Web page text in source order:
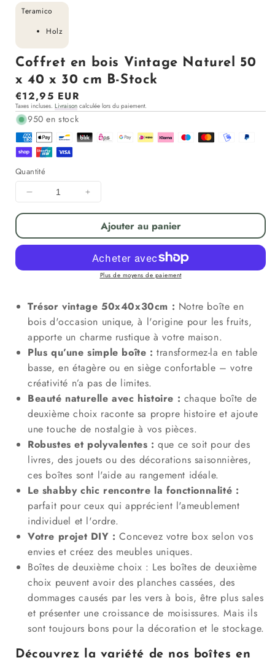
Teramico
Holz
Coffret en bois Vintage Naturel 50
x 40 x 30 cm B-Stock
Prix
régulier
€12,95 EUR
Taxes incluses. Livraison calculée lors du paiement.
950 en stock
Quantité
Diminuer
la
pour
Coffret
bois
Naturel
50
x
40
x
30
cm
B-
Stock
Augmenter
la
quantité
pour
Coffret
en
bois
Naturel
50
x
40
x
30
cm
B-
Stock
Ajouter au panier
Plus de moyens de paiement
Trésor vintage 50x40x30cm : Notre boîte en
bois d'occasion unique, à l'origine pour les fruits,
apporte un charme rustique à votre maison.
Plus qu’une simple boîte : transformez-la en table
basse, en étagère ou en siège confortable – votre
créativité n’a pas de limites.
Beauté naturelle avec histoire : chaque boîte de
deuxième choix raconte sa propre histoire et ajoute
une touche de nostalgie à vos pièces.
Robustes et polyvalentes : que ce soit pour des
livres, des jouets ou des décorations saisonnières,
ces boîtes sont l'aide au rangement idéale.
Le shabby chic rencontre la fonctionnalité :
parfait pour ceux qui apprécient l'ameublement
individuel et l'ordre.
Votre projet DIY : Concevez votre box selon vos
envies et créez des meubles uniques.
Boîtes de deuxième choix : Les boîtes de deuxième
choix peuvent avoir des planches cassées, des
dommages causés par les vers à bois, être plus sales
et présenter une croissance de moisissures. Mais ils
sont toujours bons pour la décoration et le stockage.
Découvrez la variété de nos boîtes en